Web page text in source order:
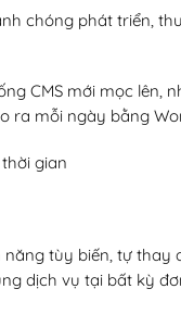
chóng phát triển,
CMS mới mọc lên,
ra mỗi ngày bằng
gian
tùy biến, tự
dịch vụ tại bất kỳ